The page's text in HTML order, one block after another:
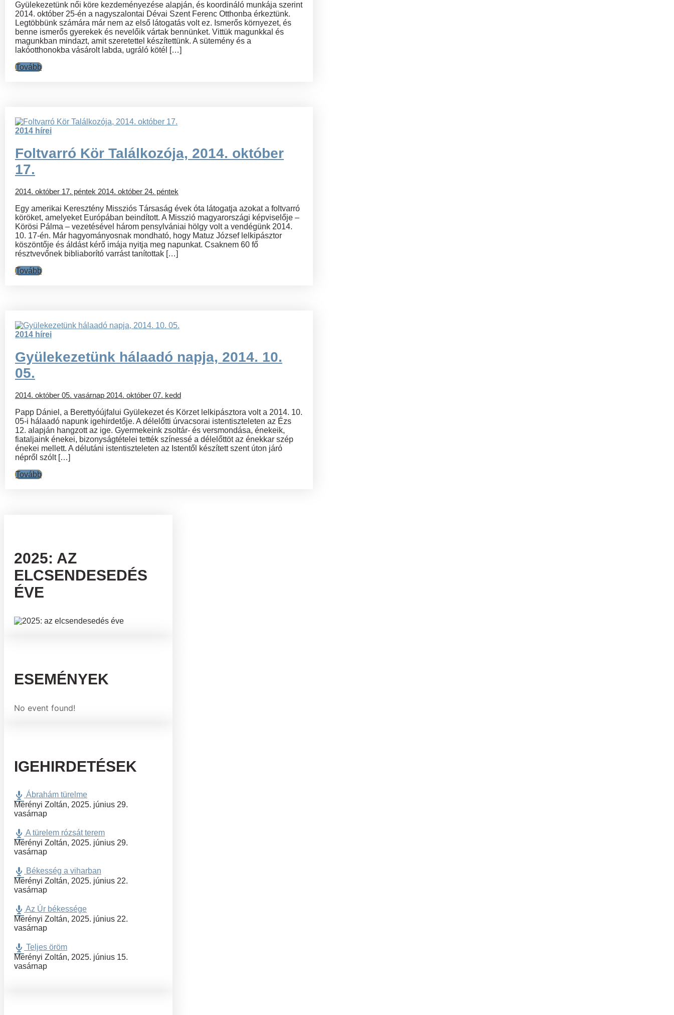
Gyülekezetünk női köre kezdeményezése alapján, és koordináló munkája szerint
2014. október 25-én a nagyszalontai Dévai Szent Ferenc Otthonba érkeztünk.
Legtöbbünk számára már nem az első látogatás volt ez. Ismerős környezet, és
benne ismerős gyerekek és nevelőik vártak bennünket. Vittük magunkkal és
magunkban mindazt, amit szeretettel készítettünk. A sütemény és a
lakóotthonokba vásárolt labda, ugráló kötél […]
Tovább
2014 hírei
Foltvarró Kör Találkozója, 2014. október
17.
2014. október 17. péntek 2014. október 24. péntek
Egy amerikai Keresztény Missziós Társaság évek óta látogatja azokat a foltvarró
köröket, amelyeket Európában beindított. A Misszió magyarországi képviselője –
Körösi Pálma – vezetésével három pensylvániai hölgy volt a vendégünk 2014.
10. 17-én. Már hagyományosnak mondható, hogy Matuz József lelkipásztor
köszöntője és áldást kérő imája nyitja meg napunkat. Csaknem 60 fő
résztvevőnek bibliaborító varrást tanítottak […]
Tovább
2014 hírei
Gyülekezetünk hálaadó napja, 2014. 10.
05.
2014. október 05. vasárnap 2014. október 07. kedd
Papp Dániel, a Berettyóújfalui Gyülekezet és Körzet lelkipásztora volt a 2014. 10.
05-i hálaadó napunk igehirdetője. A délelőtti úrvacsorai istentiszteleten az Ézs
12. alapján hangzott az ige. Gyermekeink zsoltár- és versmondása, énekeik,
fiataljaink énekei, bizonyságtételei tették színessé a délelőttöt az énekkar szép
énekei mellett. A délutáni istentiszteleten az Istentől készített szent úton járó
népről szólt […]
Tovább
2025: AZ
ELCSENDESEDÉS
ÉVE
ESEMÉNYEK
No event found!
IGEHIRDETÉSEK
Ábrahám türelme
Merényi Zoltán, 2025. június 29.
vasárnap
A türelem rózsát terem
Merényi Zoltán, 2025. június 29.
vasárnap
Békesség a viharban
Merényi Zoltán, 2025. június 22.
vasárnap
Az Úr békessége
Merényi Zoltán, 2025. június 22.
vasárnap
Teljes öröm
Merényi Zoltán, 2025. június 15.
vasárnap